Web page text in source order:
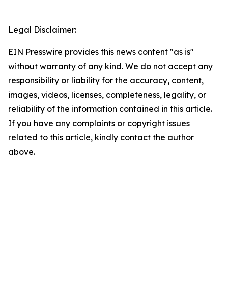
Legal Disclaimer:
EIN Presswire provides this news content "as is"
without warranty of any kind. We do not accept any
responsibility or liability for the accuracy, content,
images, videos, licenses, completeness, legality, or
reliability of the information contained in this article.
If you have any complaints or copyright issues
related to this article, kindly contact the author
above.